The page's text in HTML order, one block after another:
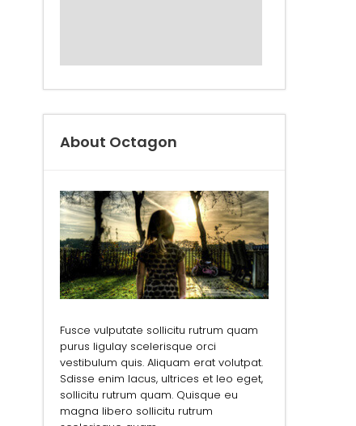
About Octagon
Fusce vulputate sollicitu rutrum quam
purus ligulay scelerisque orci
vestibulum quis. Aliquam erat volutpat.
Sdisse enim lacus, ultrices et leo eget,
sollicitu rutrum quam. Quisque eu
magna libero sollicitu rutrum